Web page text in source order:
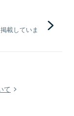
載していま
て